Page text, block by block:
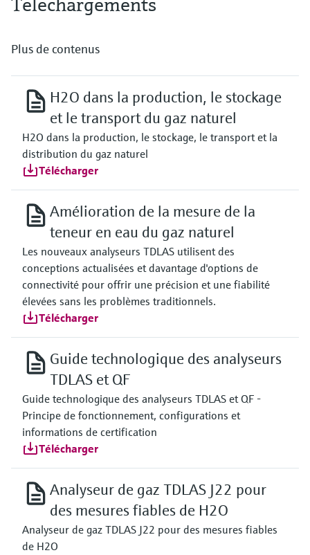
Plus de contenus
H2O dans la production, le stockage
et le transport du gaz naturel
H2O dans la production, le stockage, le transport et la
distribution du gaz naturel
Télécharger
Amélioration de la mesure de la
teneur en eau du gaz naturel
Les nouveaux analyseurs TDLAS utilisent des
conceptions actualisées et davantage d'options de
connectivité pour offrir une précision et une fiabilité
élevées sans les problèmes traditionnels.
Télécharger
Guide technologique des analyseurs
TDLAS et QF
Guide technologique des analyseurs TDLAS et QF -
Principe de fonctionnement, configurations et
informations de certification
Télécharger
Analyseur de gaz TDLAS J22 pour
des mesures fiables de H2O
Analyseur de gaz TDLAS J22 pour des mesures fiables
de H2O